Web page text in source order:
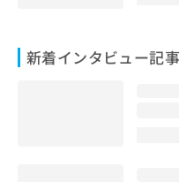
新着インタビュー記事